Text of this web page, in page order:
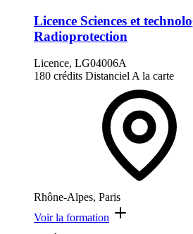
Licence Sciences et
Radioprotection
Licence, LG04006A
180 crédits Distanciel A la carte
Rhône-Alpes, Paris
Voir la formation